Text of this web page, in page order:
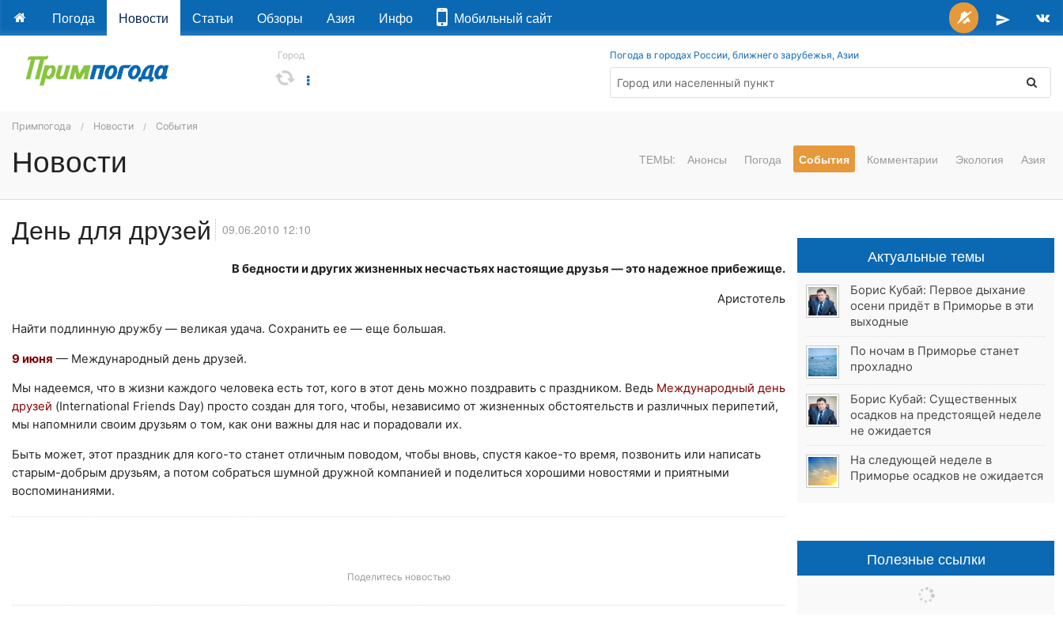
Погода Новости Статьи Обзоры Азия Инфо Мобильный сайт
Город Погода в городах России, ближнего зарубежья, Азии
Примпогода Новости События
Новости ТЕМЫ: Анонсы Погода События Комментарии Экология Азия
День для друзей 09.06.2010 12:10
В бедности и других жизненных несчастьях настоящие друзья — это надежное прибежище.
Аристотель
Найти подлинную дружбу — великая удача. Сохранить ее — еще большая.
9 июня — Международный день друзей.
Мы надеемся, что в жизни каждого человека есть тот, кого в этот день можно поздравить с праздником. Ведь Международный день
друзей (International Friends Day) просто создан для того, чтобы, независимо от жизненных обстоятельств и различных перипетий,
мы напомнили своим друзьям о том, как они важны для нас и порадовали их.
Быть может, этот праздник для кого-то станет отличным поводом, чтобы вновь, спустя какое-то время, позвонить или написать
старым-добрым друзьям, а потом собраться шумной дружной компанией и поделиться хорошими новостями и приятными
воспоминаниями.
Поделитесь новостью
Актуальные темы
Борис Кубай: Первое дыхание
осени придёт в Приморье в эти
выходные
По ночам в Приморье станет
прохладно
Борис Кубай: Существенных
осадков на предстоящей неделе
не ожидается
На следующей неделе в
Приморье осадков не ожидается
Полезные ссылки